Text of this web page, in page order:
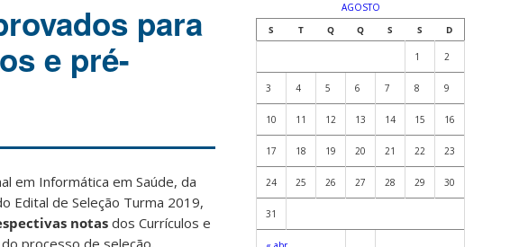
para
e pré-
em Informática em Saúde, da
Edital de Seleção Turma 2019,
notasdos Currículos e
AGOSTO
S
T Q Q S S D
1 2
3 4 5 6 7 8 9
10 11 12 13 14 15 16
17 18 19 20 21 22 23
24 25 26 27 28 29 30
31